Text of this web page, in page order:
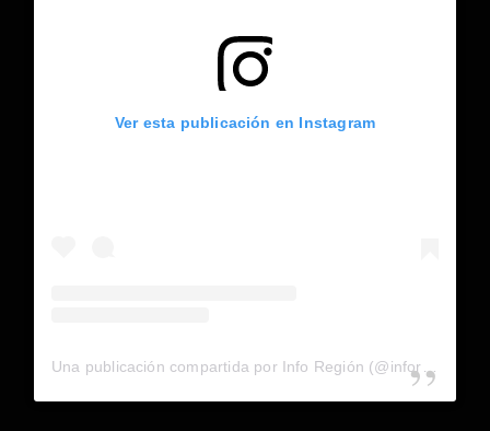
Ver esta publicación en Instagram